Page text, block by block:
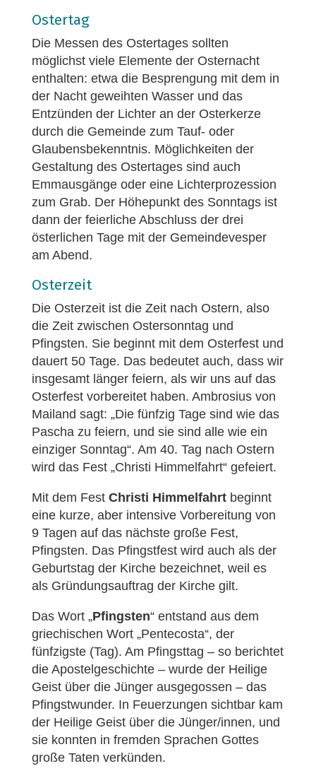
Ostertag
Die Messen des Ostertages sollten
möglichst viele Elemente der Osternacht
enthalten: etwa die Besprengung mit dem in
der Nacht geweihten Wasser und das
Entzünden der Lichter an der Osterkerze
durch die Gemeinde zum Tauf- oder
Glaubensbekenntnis. Möglichkeiten der
Gestaltung des Ostertages sind auch
Emmausgänge oder eine Lichterprozession
zum Grab. Der Höhepunkt des Sonntags ist
dann der feierliche Abschluss der drei
österlichen Tage mit der Gemeindevesper
am Abend.
Osterzeit
Die Osterzeit ist die Zeit nach Ostern, also
die Zeit zwischen Ostersonntag und
Pfingsten. Sie beginnt mit dem Osterfest und
dauert 50 Tage. Das bedeutet auch, dass wir
insgesamt länger feiern, als wir uns auf das
Osterfest vorbereitet haben. Ambrosius von
Mailand sagt: „Die fünfzig Tage sind wie das
Pascha zu feiern, und sie sind alle wie ein
einziger Sonntag“. Am 40. Tag nach Ostern
wird das Fest „Christi Himmelfahrt“ gefeiert.
Mit dem Fest Christi Himmelfahrtbeginnt
eine kurze, aber intensive Vorbereitung von
9 Tagen auf das nächste große Fest,
Pfingsten. Das Pfingstfest wird auch als der
Geburtstag der Kirche bezeichnet, weil es
als Gründungsauftrag der Kirche gilt.
Das Wort „Pfingsten“ entstand aus dem
griechischen Wort „Pentecosta“, der
fünfzigste (Tag). Am Pfingsttag – so berichtet
die Apostelgeschichte – wurde der Heilige
Geist über die Jünger ausgegossen – das
Pfingstwunder. In Feuerzungen sichtbar kam
der Heilige Geist über die Jünger/innen, und
sie konnten in fremden Sprachen Gottes
große Taten verkünden.